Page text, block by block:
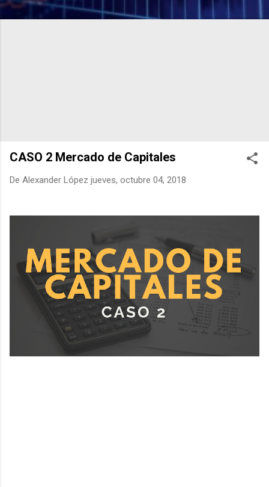
CASO 2 Mercado de Capitales
De Alexander López jueves, octubre 04, 2018